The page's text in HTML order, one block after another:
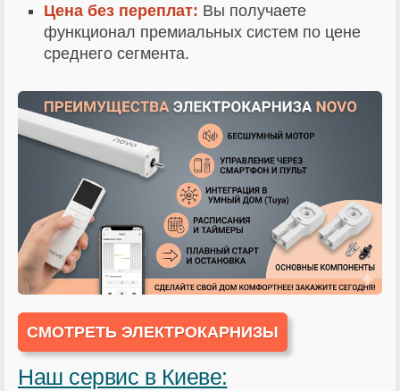
Цена без переплат: Вы получаете
функционал премиальных систем по цене
среднего сегмента.
СМОТРЕТЬ ЭЛЕКТРОКАРНИЗЫ
Наш сервис в Киеве: